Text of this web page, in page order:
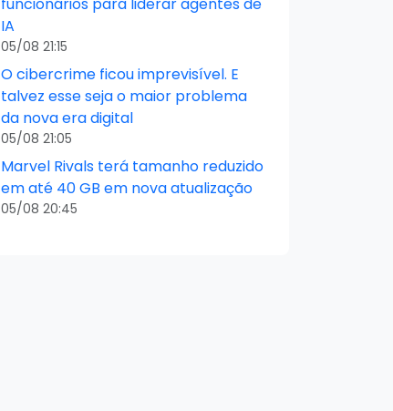
IA
05/08 21:15
O cibercrime ficou imprevisível. E
talvez esse seja o maior problema
da nova era digital
05/08 21:05
Marvel Rivals terá tamanho reduzido
em até 40 GB em nova atualização
05/08 20:45